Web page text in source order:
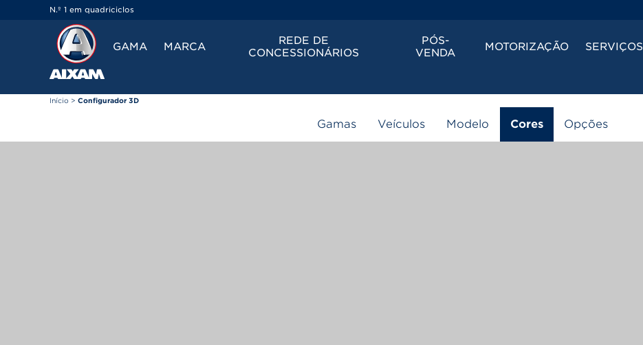
N.º 1 em quadriciclos
GAMA MARCA
REDE DE
CONCESSIONÁRIOS
PÓS-
VENDA
MOTORIZAÇÃO SERVIÇOS
Início > Configurador 3D
Configurador 3D
Gamas Veículos Modelo Cores Opções
Painel de Gerenciamento de Cookies